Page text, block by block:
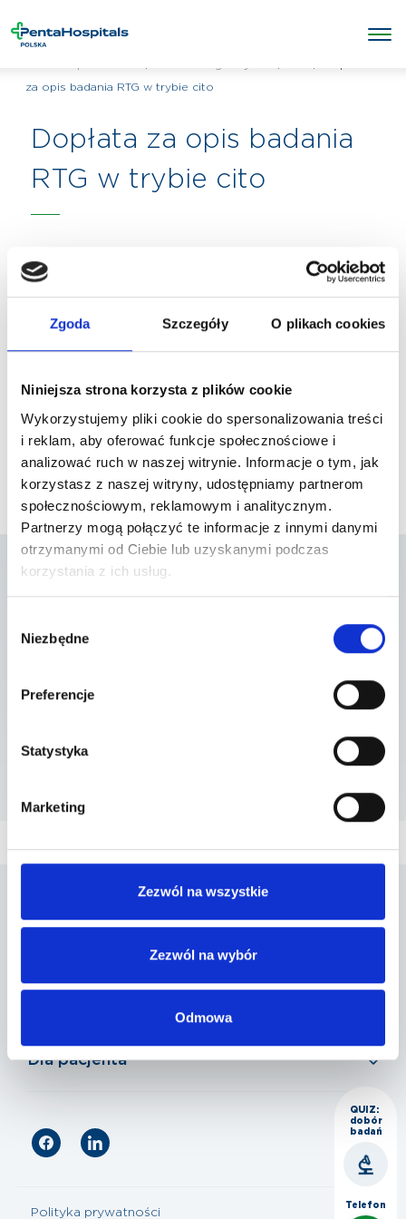
Zgoda Szczegóły O plikach cookies
Niniejsza strona korzysta z plików cookie
Wykorzystujemy pliki cookie do spersonalizowania treści
i reklam, aby oferować funkcje społecznościowe i
analizować ruch w naszej witrynie. Informacje o tym, jak
korzystasz z naszej witryny, udostępniamy partnerom
społecznościowym, reklamowym i analitycznym.
Partnerzy mogą połączyć te informacje z innymi danymi
otrzymanymi od Ciebie lub uzyskanymi podczas
korzystania z ich usług.
zgody
Niezbędne
Preferencje
Statystyka
Marketing
Zezwól na wszystkie
Zezwól na wybór
Odmowa
za opis badania RTG w trybie cito
Dopłata za opis badania
RTG w trybie cito
których usługa jest
dostępna
ul. A. Mickiewicza 39 , 05-500 Piaseczno
Nasza oferta
Dla pacjenta
Polityka prywatności
QUIZ:
dobór
badań
Telefon